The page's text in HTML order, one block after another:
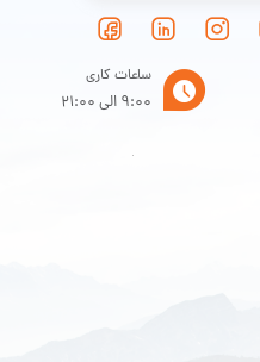
ساعات کاری
9:00 الی 21:00